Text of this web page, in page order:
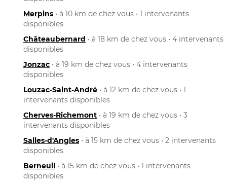
Merpins • à 10 km de chez vous • 1 intervenants
disponibles
Châteaubernard • à 18 km de chez vous • 4 intervenants
disponibles
Jonzac • à 19 km de chez vous • 4 intervenants
disponibles
Louzac-Saint-André • à 12 km de chez vous • 1
intervenants disponibles
Cherves-Richemont • à 19 km de chez vous • 3
intervenants disponibles
Salles-d'Angles • à 15 km de chez vous • 2 intervenants
disponibles
Berneuil • à 15 km de chez vous • 1 intervenants
disponibles